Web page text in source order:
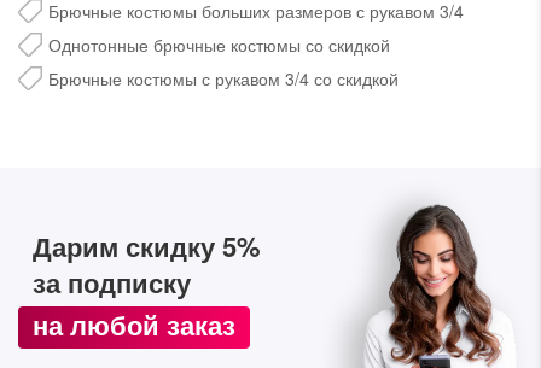
Брючные костюмы больших размеров с рукавом 3/4
Однотонные брючные костюмы со скидкой
Брючные костюмы с рукавом 3/4 со скидкой
Дарим скидку 5%
за подписку
на любой заказ
Дарим скидку 5%
за подписку на наш
телеграм-канал
Стильные подборки, эксклюзивные акции и горячие